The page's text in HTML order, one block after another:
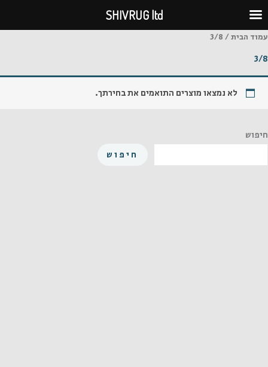
לתוכן
עמוד הבית/ 3/8
3/8
לא נמצאו מוצרים התואמים את בחירתך.
חיפוש
חיפוש
SHIVRUG ltd